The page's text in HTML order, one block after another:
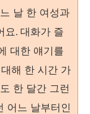
날 한 여성과
요. 대화가 즐
대한 얘기를
해 한 시간 가
한 달간 그런
어느 날부터인